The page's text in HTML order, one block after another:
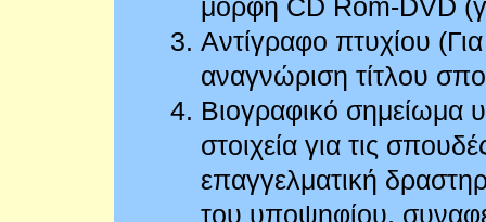
μορφή CD Rom-DVD
Αντίγραφο πτυχίου
αναγνώριση τίτλου
Βιογραφικό σημείωμα
στοιχεία για τις
επαγγελματική
του υποψηφίου,